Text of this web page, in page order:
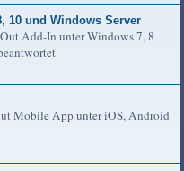
10 und Windows Server
Add-In unter Windows 7, 8
Mobile App unter iOS, Android